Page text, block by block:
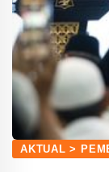
AKTUAL >